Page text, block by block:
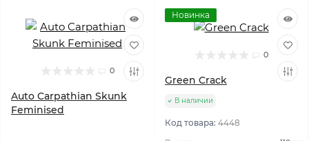
0
Auto Carpathian Skunk
Feminised
Новинка
0
Green Crack
В наличии
Код товара: 4448